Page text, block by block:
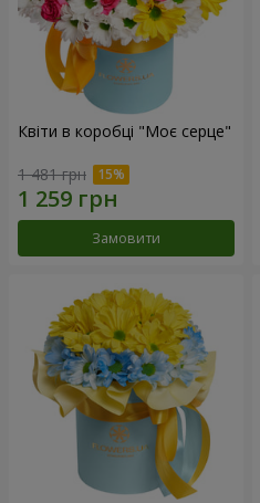
Квіти в коробці "Моє серце"
1 481 грн
Замовити